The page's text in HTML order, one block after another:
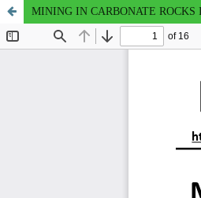
MINING IN CARBONATE ROCKS